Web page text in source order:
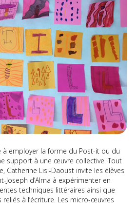
à employer la forme du Post-it ou du
support à une œuvre collective. Tout
Catherine Lisi-Daoust invite les élèves
Joseph d’Alma à expérimenter en
techniques littéraires ainsi que
à l’écriture. Les micro-œuvres